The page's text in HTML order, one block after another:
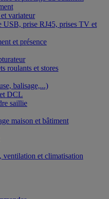
variateur
USB, prise RJ45, prises TV et
et présence
roulants et stores
balisage,...)
DCL
saillie
maison et bâtiment
ventilation et climatisation